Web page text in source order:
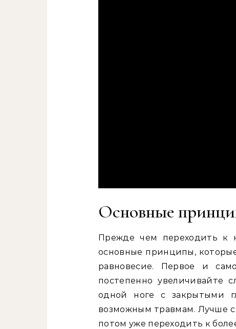
Основные
Прежде чем переходить к
основные принципы,
равновесие. Первое и
постепенно увеличивайте
одной ноге с закрытыми
возможным травмам. Лучше
потом уже переходить к